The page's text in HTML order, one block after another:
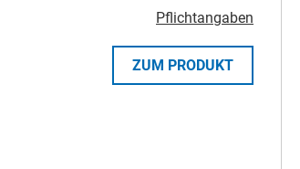
Pflichtangaben
ZUM PRODUKT